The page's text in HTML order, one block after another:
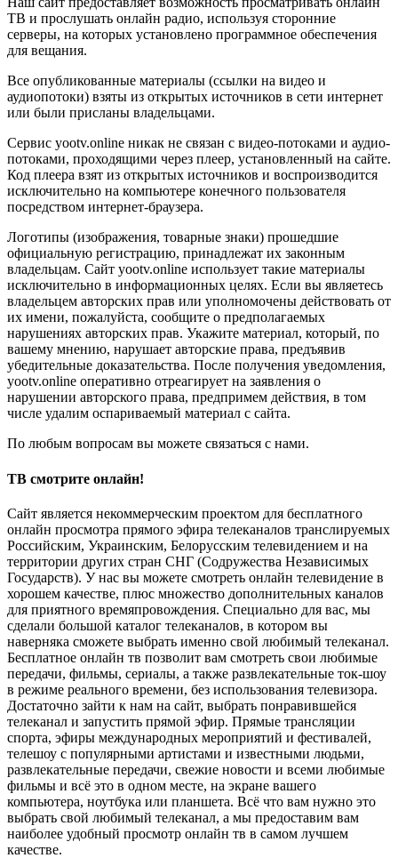
ТВ и прослушать онлайн радио, используя сторонние
серверы, на которых установлено программное обеспечения
для вещания.
Все опубликованные материалы (ссылки на видео и
аудиопотоки) взяты из открытых источников в сети интернет
или были присланы владельцами.
Сервис yootv.online никак не связан с видео-потоками и аудио-
потоками, проходящими через плеер, установленный на сайте.
Код плеера взят из открытых источников и воспроизводится
исключительно на компьютере конечного пользователя
посредством интернет-браузера.
Логотипы (изображения, товарные знаки) прошедшие
официальную регистрацию, принадлежат их законным
владельцам. Сайт yootv.online использует такие материалы
исключительно в информационных целях. Если вы являетесь
владельцем авторских прав или уполномочены действовать от
их имени, пожалуйста, сообщите о предполагаемых
нарушениях авторских прав. Укажите материал, который, по
вашему мнению, нарушает авторские права, предъявив
убедительные доказательства. После получения уведомления,
yootv.online оперативно отреагирует на заявления о
нарушении авторского права, предпримем действия, в том
числе удалим оспариваемый материал с сайта.
По любым вопросам вы можете связаться с нами.
ТВ смотрите онлайн!
Сайт является некоммерческим проектом для бесплатного
онлайн просмотра прямого эфира телеканалов транслируемых
Российским, Украинским, Белорусским телевидением и на
территории других стран СНГ (Содружества Независимых
Государств). У нас вы можете смотреть онлайн телевидение в
хорошем качестве, плюс множество дополнительных каналов
для приятного времяпровождения. Специально для вас, мы
сделали большой каталог телеканалов, в котором вы
наверняка сможете выбрать именно свой любимый телеканал.
Бесплатное онлайн тв позволит вам смотреть свои любимые
передачи, фильмы, сериалы, а также развлекательные ток-шоу
в режиме реального времени, без использования телевизора.
Достаточно зайти к нам на сайт, выбрать понравившейся
телеканал и запустить прямой эфир. Прямые трансляции
спорта, эфиры международных мероприятий и фестивалей,
телешоу с популярными артистами и известными людьми,
развлекательные передачи, свежие новости и всеми любимые
фильмы и всё это в одном месте, на экране вашего
компьютера, ноутбука или планшета. Всё что вам нужно это
выбрать свой любимый телеканал, а мы предоставим вам
наиболее удобный просмотр онлайн тв в самом лучшем
качестве.